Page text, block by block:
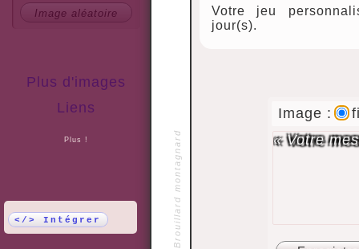
Plus d'images
Liens
Plus !
Image aléatoire
</> Intégrer Brouillard montagnard
Votre jeu
jour(s).
Image :